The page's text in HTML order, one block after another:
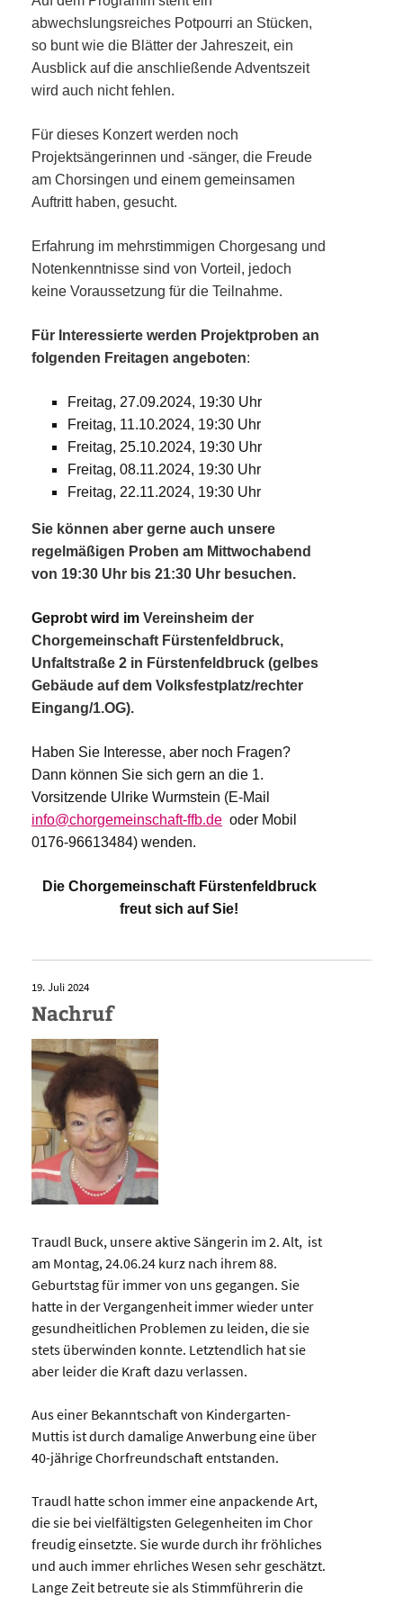
abwechslungsreiches Potpourri an Stücken,
so bunt wie die Blätter der Jahreszeit, ein
Ausblick auf die anschließende Adventszeit
wird auch nicht fehlen.
Für dieses Konzert werden noch
Projektsängerinnen und -sänger, die Freude
am Chorsingen und einem gemeinsamen
Auftritt haben, gesucht.
Erfahrung im mehrstimmigen Chorgesang und
Notenkenntnisse sind von Vorteil, jedoch
keine Voraussetzung für die Teilnahme.
Für Interessierte werden Projektproben an
folgenden Freitagen angeboten:
Freitag, 27.09.2024, 19:30 Uhr
Freitag, 11.10.2024, 19:30 Uhr
Freitag, 25.10.2024, 19:30 Uhr
Freitag, 08.11.2024, 19:30 Uhr
Freitag, 22.11.2024, 19:30 Uhr
Sie können aber gerne auch unsere
regelmäßigen Proben am Mittwochabend
von 19:30 Uhr bis 21:30 Uhr besuchen.
Geprobt wird im Vereinsheim der
Chorgemeinschaft Fürstenfeldbruck,
Unfaltstraße 2 in Fürstenfeldbruck (gelbes
Gebäude auf dem Volksfestplatz/rechter
Eingang/1.OG).
Haben Sie Interesse, aber noch Fragen?
Dann können Sie sich gern an die 1.
Vorsitzende Ulrike Wurmstein (E-Mail
info@chorgemeinschaft-ffb.de oder Mobil
0176-96613484) wenden.
Die Chorgemeinschaft Fürstenfeldbruck
freut sich auf Sie!
19. Juli 2024
Nachruf
Traudl Buck, unsere aktive Sängerin im 2. Alt, ist
am Montag, 24.06.24 kurz nach ihrem 88.
Geburtstag für immer von uns gegangen. Sie
hatte in der Vergangenheit immer wieder unter
gesundheitlichen Problemen zu leiden, die sie
stets überwinden konnte. Letztendlich hat sie
aber leider die Kraft dazu verlassen.
Aus einer Bekanntschaft von Kindergarten-
Muttis ist durch damalige Anwerbung eine über
40-jährige Chorfreundschaft entstanden.
Traudl hatte schon immer eine anpackende Art,
die sie bei vielfältigsten Gelegenheiten im Chor
freudig einsetzte. Sie wurde durch ihr fröhliches
und auch immer ehrliches Wesen sehr geschätzt.
Lange Zeit betreute sie als Stimmführerin die